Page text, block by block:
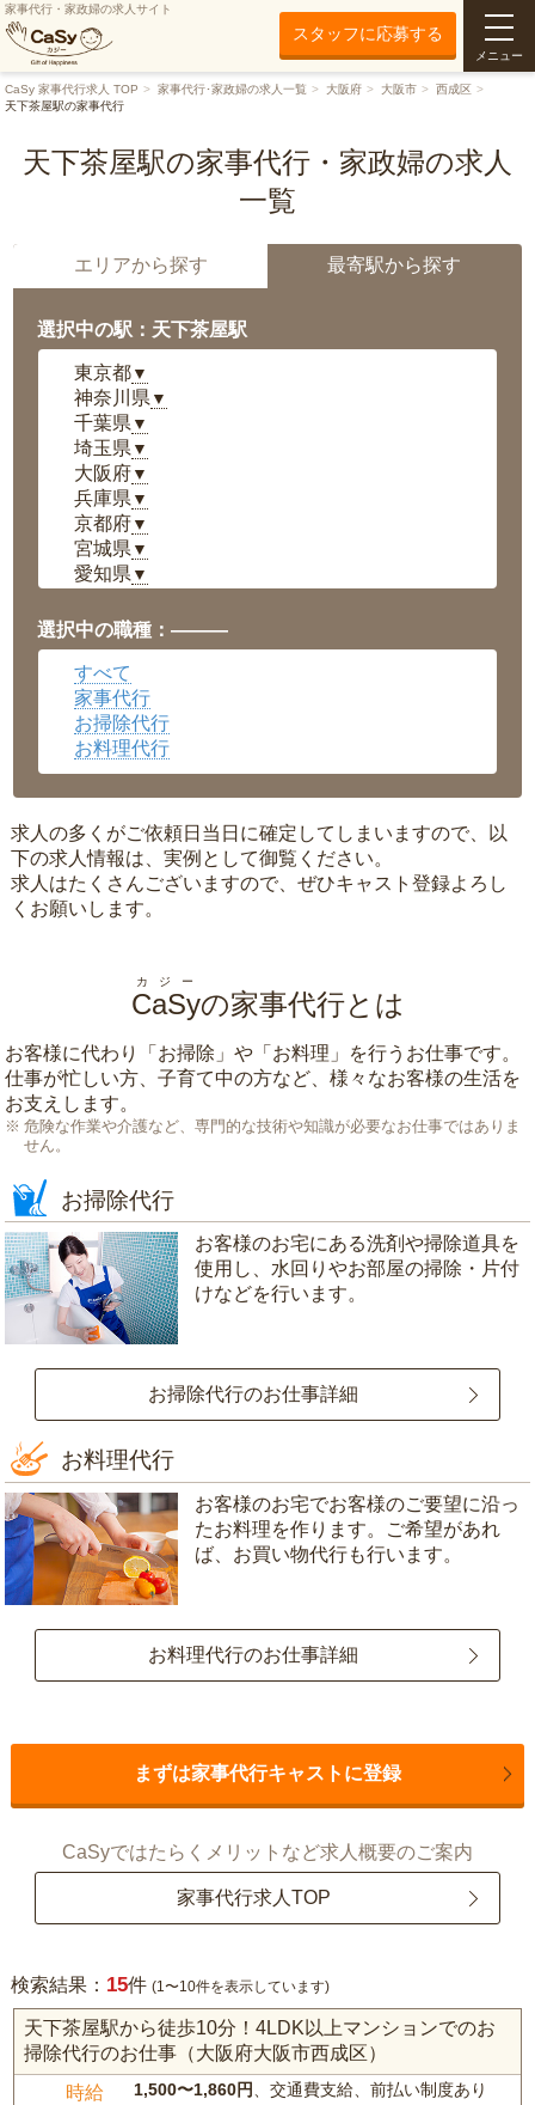
家事代行・家政婦の求人サイト
スタッフに応募する
メニュー
CaSy 家事代行求人 TOP 家事代行･家政婦の求人一覧 大阪府 大阪市
西成区
天下茶屋駅の家事代行
天下茶屋駅の家事代行・家政婦の求人
一覧
エリアから探す 最寄駅から探す
選択中の駅：天下茶屋駅
東京都▼
神奈川県 ▼
千葉県 ▼
埼玉県 ▼
大阪府▼
兵庫県 ▼
京都府▼
宮城県 ▼
愛知県 ▼
岡山県▼
広島県▼
沖縄県
選択中の職種：———
すべて
家事代行
お掃除代行
お料理代行
求人の多くがご依頼日当日に確定してしまいますので、以
下の求人情報は、実例として御覧ください。
求人はたくさんございますので、ぜひキャスト登録よろし
くお願いします。
CaSy
カジー
の家事代行とは
お客様に代わり「 お掃除 」や「 お料理 」を行うお仕事です。
仕事が忙しい方、子育て中の方など、様々なお客様の生活を
お支えします。
危険な作業や介護など、専門的な技術や知識が必要なお仕事ではありま
せん。
お掃除代行
お客様のお宅にある洗剤や掃除道具を
使用し、水回りやお部屋の掃除・片付
けなどを行います。
お掃除代行のお仕事詳細
お料理代行
お客様のお宅でお客様のご要望に沿っ
たお料理を作ります。ご希望があれ
ば、お買い物代行も行います。
お料理代行のお仕事詳細
まずは家事代行キャストに登録
CaSyではたらくメリットなど求人概要のご案内
家事代行求人TOP
検索結果： 15件 (1〜10件を表示しています)
天下茶屋駅から徒歩10分！4LDK以上マンションでのお
掃除代行のお仕事（大阪府大阪市西成区）
時給 1,500〜1,860円 、交通費支給、前払い制度あり